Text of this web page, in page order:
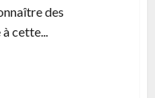
des
cette...